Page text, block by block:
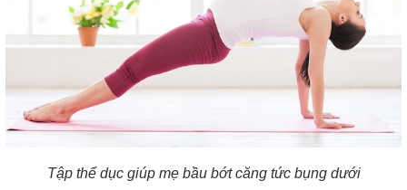
Tập thể dục giúp mẹ bầu bớt căng tức bụng dưới